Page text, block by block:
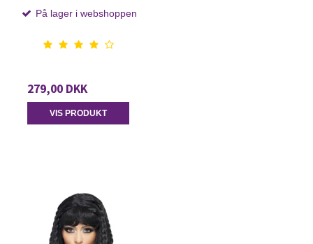
På lager i webshoppen
279,00 DKK
VIS PRODUKT